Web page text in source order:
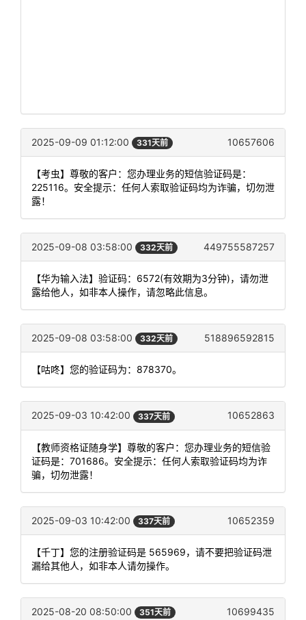
2025-09-09 01:12:00 331天前 10657606
【考虫】尊敬的客户：您办理业务的短信验证码是：
225116。安全提示：任何人索取验证码均为诈骗，切勿泄
露！
2025-09-08 03:58:00 332天前 449755587257
【华为输入法】验证码：6572(有效期为3分钟)，请勿泄
露给他人，如非本人操作，请忽略此信息。
2025-09-08 03:58:00 332天前 518896592815
【咕咚】您的验证码为：878370。
2025-09-03 10:42:00 337天前 10652863
【教师资格证随身学】尊敬的客户：您办理业务的短信验
证码是：701686。安全提示：任何人索取验证码均为诈
骗，切勿泄露！
2025-09-03 10:42:00 337天前 10652359
【千丁】您的注册验证码是 565969，请不要把验证码泄
漏给其他人，如非本人请勿操作。
2025-08-20 08:50:00 351天前 10699435